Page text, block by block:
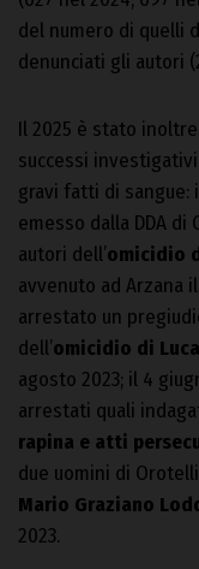
del numero di quelli
denunciati gli autori
Il 2025 è stato
successi
gravi fatti di sangue:
emesso dalla DDA di
autori dell’omicidio
avvenuto ad Arzana
arrestato un
dell’omicidio di
agosto 2023; il 4
arrestati quali
rapina e atti
due uomini di
Mario Graziano
2023.